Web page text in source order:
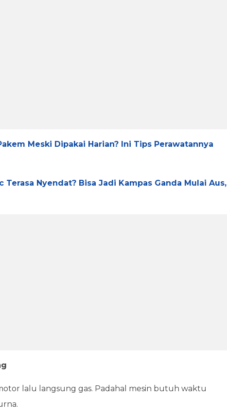
Meski Dipakai Harian? Ini Tips Perawatannya
Terasa Nyendat? Bisa Jadi Kampas Ganda Mulai Aus,
lalu langsung gas. Padahal mesin butuh waktu